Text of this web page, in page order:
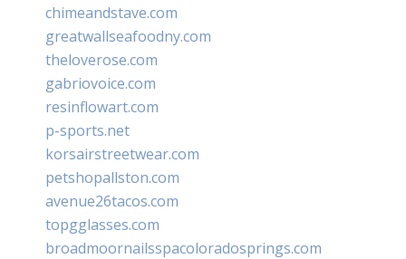
chimeandstave.com
greatwallseafoodny.com
theloverose.com
gabriovoice.com
resinflowart.com
p-sports.net
korsairstreetwear.com
petshopallston.com
avenue26tacos.com
topgglasses.com
broadmoornailsspacoloradosprings.com